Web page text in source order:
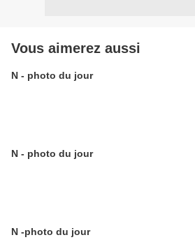
Vous aimerez aussi
N - photo du jour
N - photo du jour
N -photo du jour